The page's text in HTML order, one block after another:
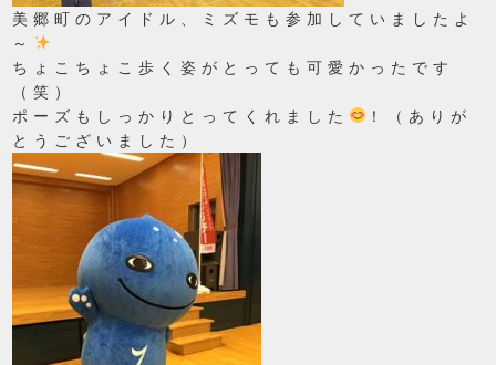
美郷町のアイドル、ミズモも参加していましたよ
～
ちょこちょこ歩く姿がとっても可愛かったです
（笑）
ポーズもしっかりとってくれました
！（ありが
とうございました）